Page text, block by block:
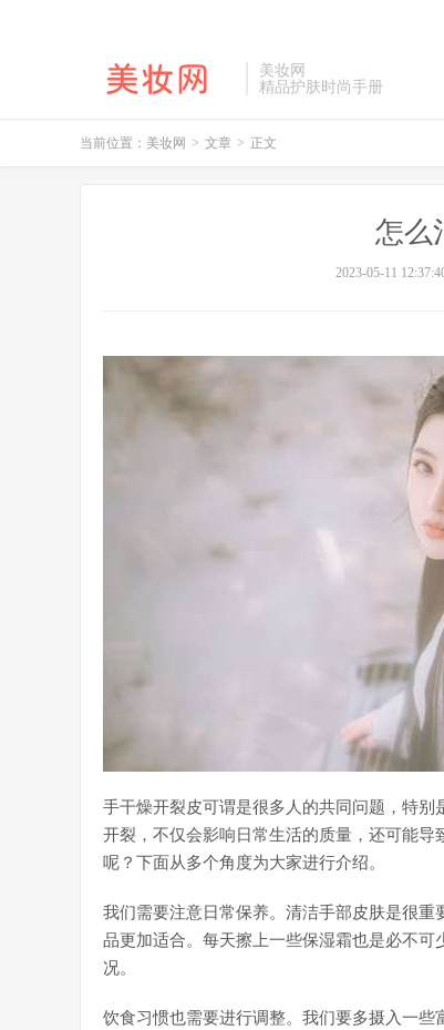
美妆网
精品护肤时尚手册
当前位置： 美妆网 > 文章 > 正文
怎么
2023-05-11
手干燥开裂皮可谓是很多人的共同问题，特
开裂，不仅会影响日常生活的质量，还可能
呢？下面从多个角度为大家进行介绍。
我们需要注意日常保养。清洁手部皮肤是很
品更加适合。每天擦上一些保湿霜也是必不
况。
饮食习惯也需要进行调整。我们要多摄入一